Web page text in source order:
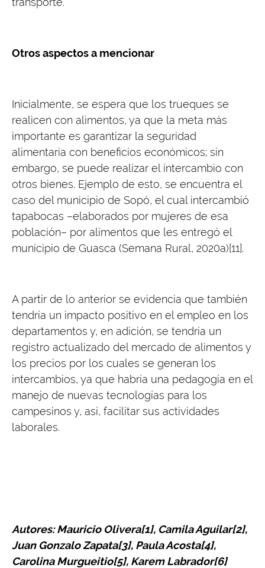
Otros aspectos a mencionar
Inicialmente, se espera que los trueques se
realicen con alimentos, ya que la meta más
importante es garantizar la seguridad
alimentaria con beneficios económicos; sin
embargo, se puede realizar el intercambio con
otros bienes. Ejemplo de esto, se encuentra el
caso del municipio de Sopó, el cual intercambió
tapabocas –elaborados por mujeres de esa
población– por alimentos que les entregó el
municipio de Guasca (Semana Rural, 2020a)[11].
A partir de lo anterior se evidencia que también
tendría un impacto positivo en el empleo en los
departamentos y, en adición, se tendría un
registro actualizado del mercado de alimentos y
los precios por los cuales se generan los
intercambios, ya que habría una pedagogía en el
manejo de nuevas tecnologías para los
campesinos y, así, facilitar sus actividades
laborales.
Autores: Mauricio Olivera[1], Camila Aguilar[2],
Juan Gonzalo Zapata[3], Paula Acosta[4],
Carolina Murgueitio[5], Karem Labrador[6]